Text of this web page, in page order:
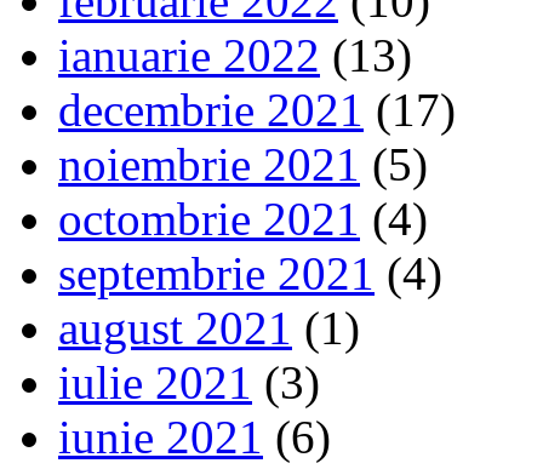
ianuarie 2022 (13)
decembrie 2021 (17)
noiembrie 2021 (5)
octombrie 2021 (4)
septembrie 2021 (4)
august 2021 (1)
iulie 2021 (3)
iunie 2021 (6)